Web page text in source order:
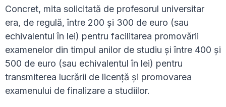
Concret, mita solicitată de profesorul universitar
era, de regulă, între 200 și 300 de euro (sau
echivalentul în lei) pentru facilitarea promovării
examenelor din timpul anilor de studiu și între 400 și
500 de euro (sau echivalentul în lei) pentru
transmiterea lucrării de licență și promovarea
examenului de finalizare a studiilor.